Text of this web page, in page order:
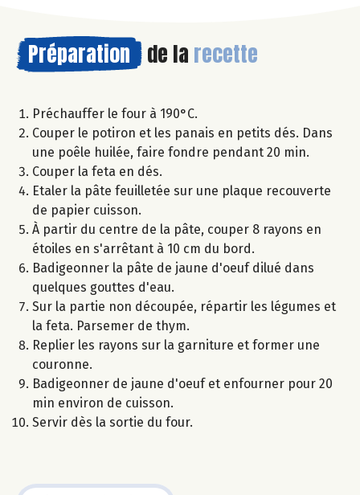
Préparation de la recette
Préchauffer le four à 190°C.
Couper le potiron et les panais en petits dés. Dans
une poêle huilée, faire fondre pendant 20 min.
Couper la feta en dés.
Etaler la pâte feuilletée sur une plaque recouverte
de papier cuisson.
À partir du centre de la pâte, couper 8 rayons en
étoiles en s'arrêtant à 10 cm du bord.
Badigeonner la pâte de jaune d'oeuf dilué dans
quelques gouttes d'eau.
Sur la partie non découpée, répartir les légumes et
la feta. Parsemer de thym.
Replier les rayons sur la garniture et former une
couronne.
Badigeonner de jaune d'oeuf et enfourner pour 20
min environ de cuisson.
Servir dès la sortie du four.